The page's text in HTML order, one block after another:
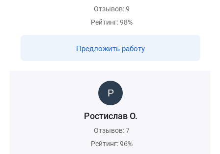
Отзывов: 9
Рейтинг: 98%
Предложить работу
Ростислав О.
Отзывов: 7
Рейтинг: 96%